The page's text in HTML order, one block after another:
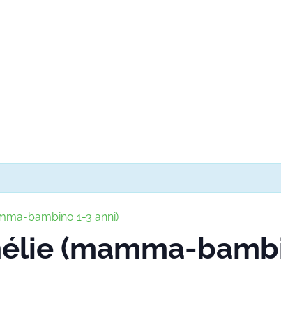
bambino 1-3 anni)
(mamma-